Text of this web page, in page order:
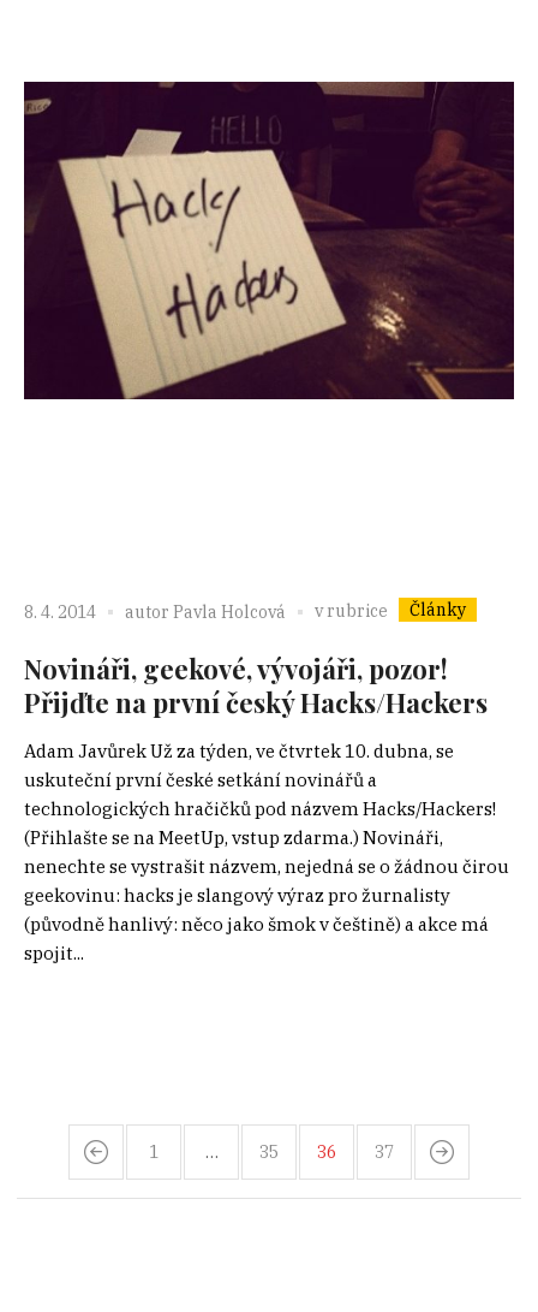
8. 4. 2014 autor Pavla Holcová v rubrice Články
Novináři, geekové, vývojáři, pozor!
Přijďte na první český Hacks/Hackers
Adam Javůrek Už za týden, ve čtvrtek 10. dubna, se
uskuteční první české setkání novinářů a
technologických hračičků pod názvem Hacks/Hackers!
(Přihlašte se na MeetUp, vstup zdarma.) Novináři,
nenechte se vystrašit názvem, nejedná se o žádnou čirou
geekovinu: hacks je slangový výraz pro žurnalisty
(původně hanlivý: něco jako šmok v češtině) a akce má
spojit...
1 … 35 36 37